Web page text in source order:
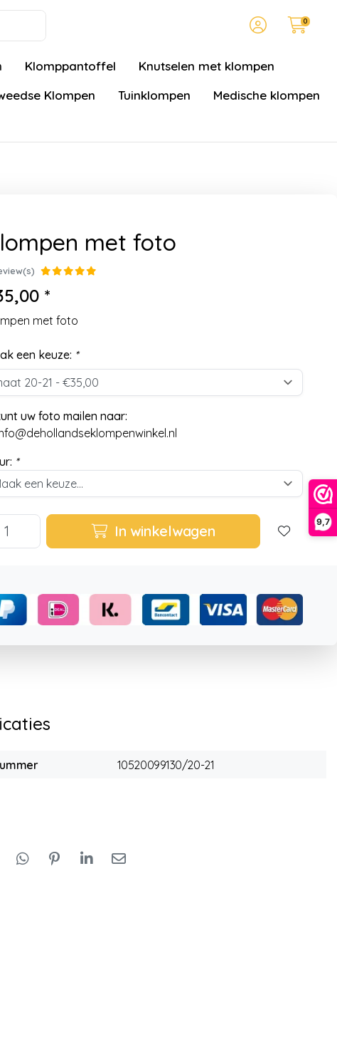
9,7
0
Klomppantoffel
Knutselen met klompen
Klompen Tuinklompen
Medische klompen
met foto
*
met foto
een keuze: *
uw foto mailen naar:
*
In winkelwagen
10520099130/20-21